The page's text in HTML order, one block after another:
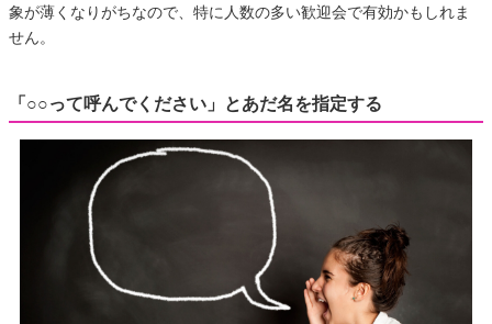
象が薄くなりがちなので、特に人数の多い歓迎会で有効かもしれま
せん。
「○○って呼んでください」とあだ名を指定する